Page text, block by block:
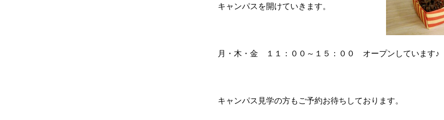
キャンパスを開けていきます。
月・木・金 １１：００～１５：００ オープンしています♪
キャンパス見学の方もご予約お待ちしております。